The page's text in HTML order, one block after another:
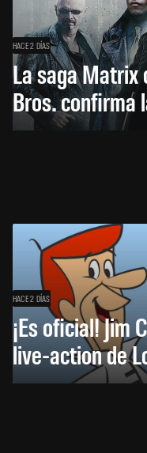
HACE 2 DÍAS
La saga Matrix
Bros. confirma
HACE 2 DÍAS
¡Es oficial! Jim
live-action de